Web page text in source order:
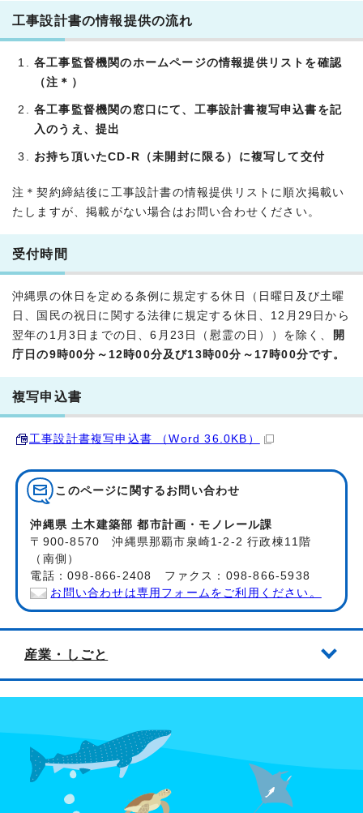
工事設計書の情報提供の流れ
各工事監督機関のホームページの情報提供リストを確認
（注＊）
各工事監督機関の窓口にて、工事設計書複写申込書を記
入のうえ、提出
お持ち頂いたCD-R（未開封に限る）に複写して交付
注＊契約締結後に工事設計書の情報提供リストに順次掲載い
たしますが、掲載がない場合はお問い合わせください。
受付時間
沖縄県の休日を定める条例に規定する休日（日曜日及び土曜
日、国民の祝日に関する法律に規定する休日、12月29日から
翌年の1月3日までの日、6月23日（慰霊の日））を除く、
開
庁日の9時00分～12時00分及び13時00分～17時00分です。
複写申込書
工事設計書複写申込書 （Word 36.0KB）
このページに関する お問い合わせ
沖縄県 土木建築部 都市計画・モノレール課
〒900-8570 沖縄県那覇市泉崎1-2-2 行政棟11階
（南側）
電話：098-866-2408 ファクス：098-866-5938
お問い合わせは専用フォームをご利用ください。
産業・しごと